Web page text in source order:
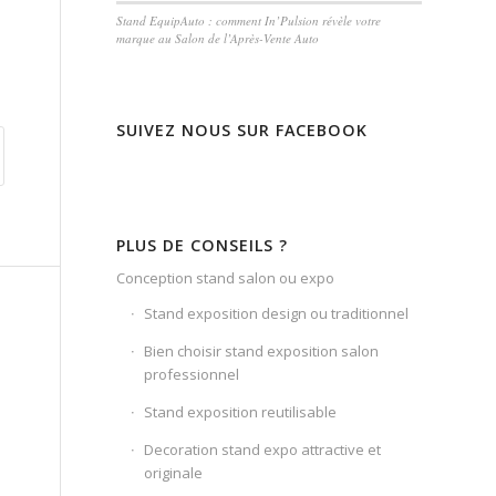
Stand EquipAuto : comment In’Pulsion révèle votre
marque au Salon de l’Après-Vente Auto
SUIVEZ NOUS SUR FACEBOOK
PLUS DE CONSEILS ?
Conception stand salon ou expo
Stand exposition design ou traditionnel
Bien choisir stand exposition salon
professionnel
Stand exposition reutilisable
Decoration stand expo attractive et
originale